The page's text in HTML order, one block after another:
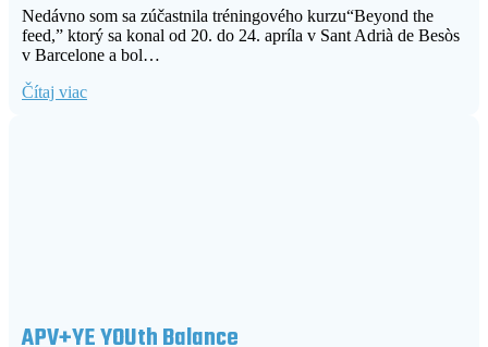
Nedávno som sa zúčastnila tréningového kurzu“Beyond the
feed,” ktorý sa konal od 20. do 24. apríla v Sant Adrià de Besòs
v Barcelone a bol…
Čítaj viac
APV+YE YOUth Balance